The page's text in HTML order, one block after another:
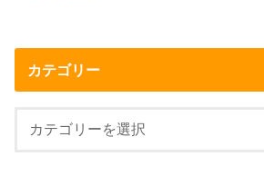
カテゴリー